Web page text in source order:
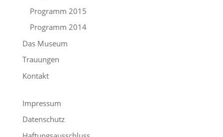
Programm 2015
Programm 2014
Das Museum
Trauungen
Kontakt
Impressum
Datenschutz